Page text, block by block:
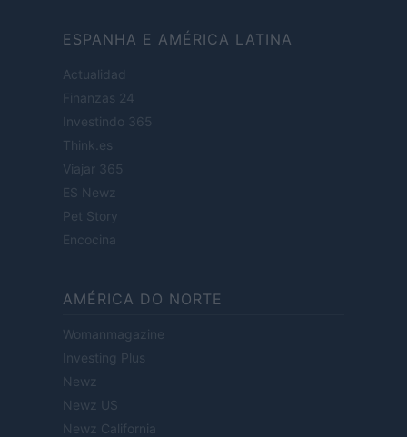
ESPANHA E AMÉRICA LATINA
Actualidad
Finanzas 24
Investindo 365
Think.es
Viajar 365
ES Newz
Pet Story
Encocina
AMÉRICA DO NORTE
Womanmagazine
Investing Plus
Newz
Newz US
Newz California